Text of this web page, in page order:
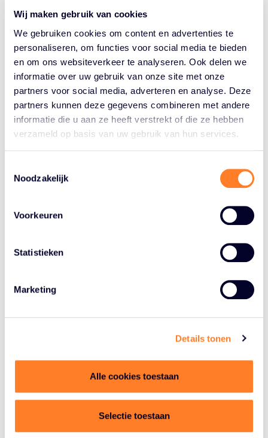
Wij maken gebruik van cookies
We gebruiken cookies om content en advertenties te
personaliseren, om functies voor social media te bieden
en om ons websiteverkeer te analyseren. Ook delen we
informatie over uw gebruik van onze site met onze
partners voor social media, adverteren en analyse. Deze
partners kunnen deze gegevens combineren met andere
informatie die u aan ze heeft verstrekt of die ze hebben
verzameld op basis van uw gebruik van hun services.
Noodzakelijk
Voorkeuren
Statistieken
Marketing
Details tonen
Alle cookies toestaan
Selectie toestaan
Willeke Machiels
Beeld
online bezoeker; hij leest niet, maar scant pagina’s op
beeld. Gebruik dus herkenbare en inspirerende foto’s die
Tekst
bieden hebt. Zorg dat een bezoeker begrijpt waarom ze
Wist je dat je ook een arrangement kunt toevoegen?
Voeg een locatie toe met een naam die begint met
‘Arrangement’ en vul het adres van het hoofdonderdeel